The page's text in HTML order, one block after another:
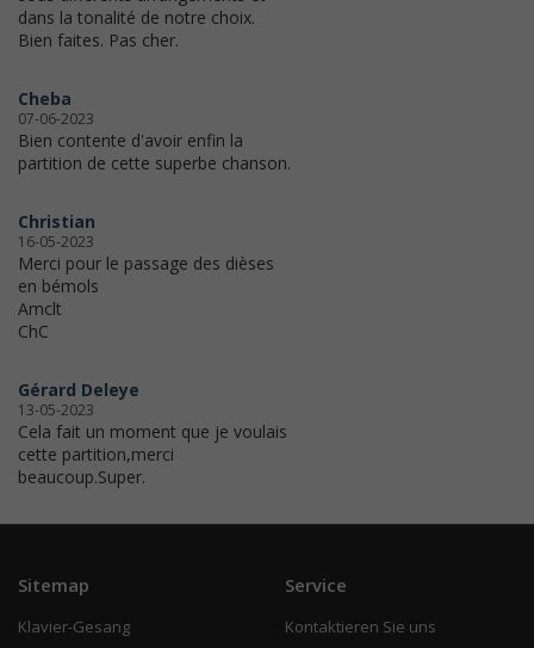
dans la tonalité de notre choix.
Bien faites. Pas cher.
Cheba
07-06-2023
Bien contente d'avoir enfin la
partition de cette superbe chanson.
Christian
16-05-2023
Merci pour le passage des dièses
en bémols
Amclt
ChC
Gérard Deleye
13-05-2023
Cela fait un moment que je voulais
cette partition,merci
beaucoup.Super.
Sitemap
Klavier-Gesang
Service
Kontaktieren Sie uns